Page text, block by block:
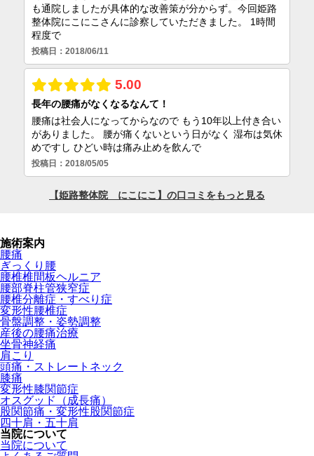
施術案内
腰痛
ぎっくり腰
腰椎椎間板ヘルニア
腰部脊柱管狭窄症
腰椎分離症・すべり症
変形性腰椎症
骨盤調整・姿勢調整
産後の腰痛治療
坐骨神経痛
肩こり
頭痛・ストレートネック
膝痛
変形性膝関節症
オスグッド（成長痛）
股関節痛・変形性股関節症
四十肩・五十肩
当院について
当院について